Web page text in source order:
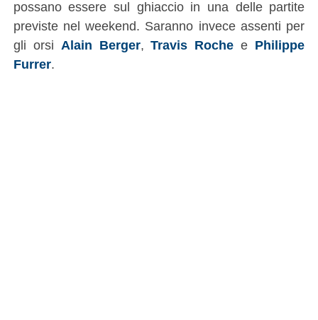
possano essere sul ghiaccio in una delle partite
previste nel weekend. Saranno invece assenti per
gli orsi Alain Berger,Travis Roche e Philippe
Furrer.